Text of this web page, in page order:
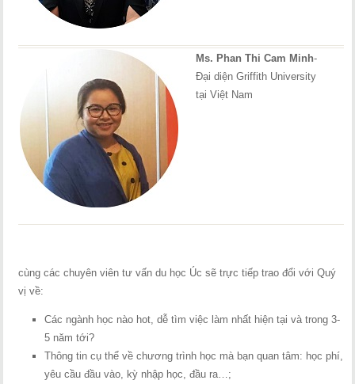
Ms. Phan Thi Cam Minh-
Đại diện Griffith University
tại Việt Nam
cùng các chuyên viên tư vấn du học Úc sẽ trực tiếp trao đổi với Quý
vị về:
Các ngành học nào hot, dễ tìm việc làm nhất hiện tại và trong 3-
5 năm tới?
Thông tin cụ thể về chương trình học mà bạn quan tâm: học phí,
yêu cầu đầu vào, kỳ nhập học, đầu ra…;